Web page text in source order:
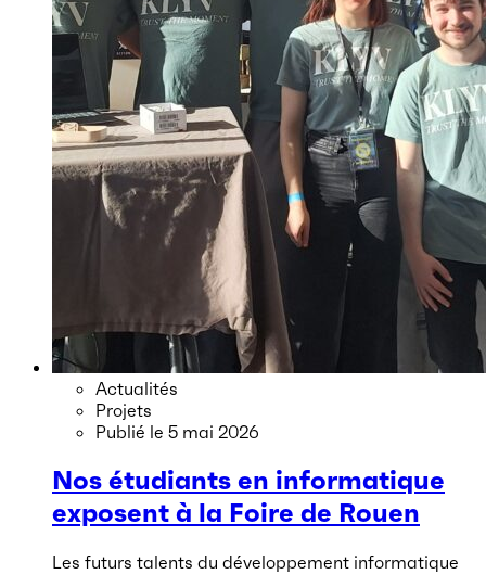
Actualités
Projets
Publié le 5 mai 2026
Nos étudiants en informatique
exposent à la Foire de Rouen
Les futurs talents du développement informatique